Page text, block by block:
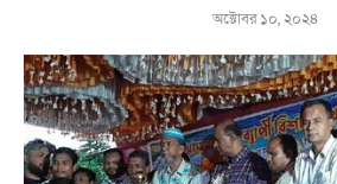
অক্টোবর ১০, ২০২৪